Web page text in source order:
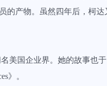
的产物。虽然四年后，柯
美国企业界。她的故事也
》。